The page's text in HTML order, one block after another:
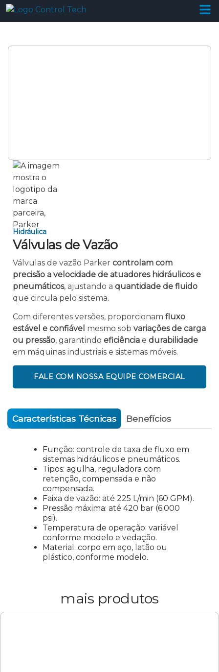
Hidráulica
Válvulas de Vazão
Válvulas de vazão Parker controlam com
precisão a velocidade de atuadores hidráulicos e
pneumáticos, ajustando a quantidade de fluido
que circula pelo sistema.
Com diferentes versões, proporcionam fluxo
estável e confiável mesmo sob variações de carga
ou pressão, garantindo eficiência e durabilidade
em máquinas industriais e sistemas móveis.
FALE COM NOSSA EQUIPE COMERCIAL
Características Técnicas Benefícios
Função: controle da taxa de fluxo em
sistemas hidráulicos e pneumáticos.
Tipos: agulha, reguladora com
retenção, compensada e não
compensada.
Faixa de vazão: até 225 L/min (60 GPM).
Pressão máxima: até 420 bar (6.000
psi).
Temperatura de operação: variável
conforme modelo e vedação.
Material: corpo em aço, latão ou
plástico, conforme modelo.
mais produtos